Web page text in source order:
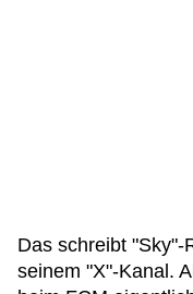
Das schreibt "Sky"-
seinem "X"-Kanal.